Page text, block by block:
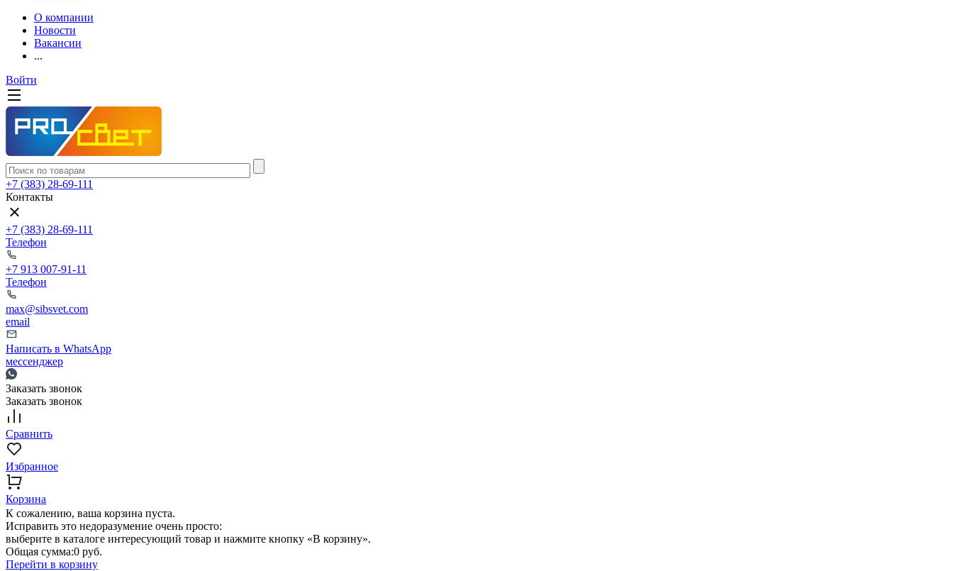
О компании
Новости
Вакансии
...
Войти
+7 (383) 28-69-111
Контакты
+7 (383) 28-69-111
Телефон
+7 913 007-91-11
Телефон
max@sibsvet.com
email
Написать в WhatsApp
мессенджер
Заказать звонок
Заказать звонок
Сравнить
Избранное
Корзина
К сожалению, ваша корзина пуста.
Исправить это недоразумение очень просто:
выберите в каталоге интересующий товар и нажмите кнопку «В корзину».
Общая сумма:0 руб.
Перейти в корзину